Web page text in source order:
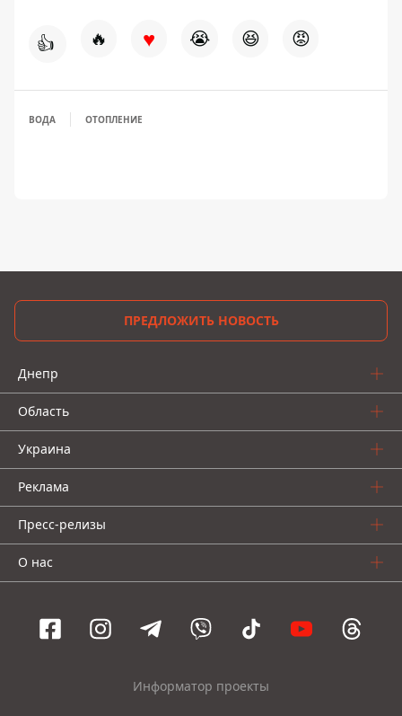
👍 🔥 ♥ 😭 😆 😡
ВОДА ОТОПЛЕНИЕ
ПРЕДЛОЖИТЬ НОВОСТЬ
Днепр
Область
Украина
Реклама
Пресс-релизы
О нас
Информатор проекты